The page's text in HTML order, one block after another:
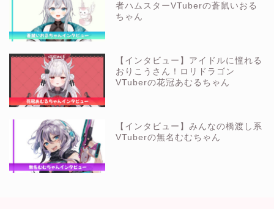
者ハムスターVTuberの蒼鼠いおる
ちゃん
【インタビュー】アイドルに憧れる
おりこうさん！ロリドラゴン
VTuberの花冠あむるちゃん
【インタビュー】みんなの橋渡し系
VTuberの無名むむちゃん